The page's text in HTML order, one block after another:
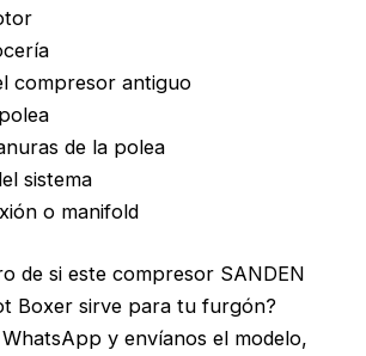
compresor antiguo
de la polea
sistema
o manifold
de si este compresor SANDEN
Boxer sirve para tu furgón?
y envíanos el modelo,